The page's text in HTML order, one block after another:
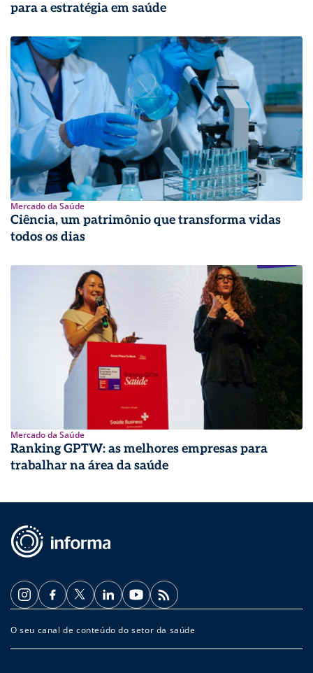
para a estratégia em saúde
Mercado da Saúde
Ciência, um patrimônio que transforma vidas
todos os dias
Mercado da Saúde
Ranking GPTW: as melhores empresas para
trabalhar na área da saúde
O seu canal de conteúdo do setor da saúde